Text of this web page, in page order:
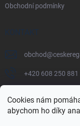
Cookies nám
abychom ho díky
Obchodní podmínky
KONTAKT
obchod@
+420 608 250 881